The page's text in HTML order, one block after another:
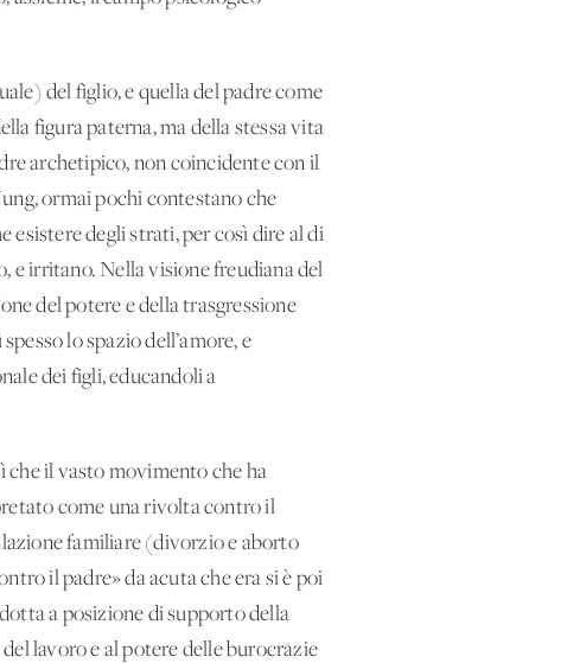
del figlio, e quella del padre come
figura paterna, ma della stessa vita
archetipico, non coincidente con il
ormai pochi contestano che
esistere degli strati, per così dire al di
e irritano. Nella visione freudiana del
del potere e della trasgressione
lo spazio dell’amore, e
dei figli, educandoli a
che il vasto movimento che ha
come una rivolta contro il
familiare (divorzio e aborto
il padre» da acuta che era si è poi
a posizione di supporto della
lavoro e al potere delle burocrazie